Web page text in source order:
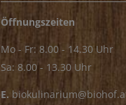
Öffnungszeiten
Mo - Fr: 8.00 - 14.30 Uhr
Sa: 8.00 - 13.30 Uhr
E.